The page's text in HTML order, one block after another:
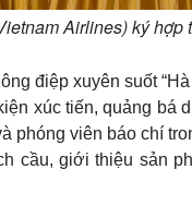
Airlines) ký hợp
điệp xuyên suốt
xúc tiến, quảng bá
viên báo chí
cầu, giới thiệu sản